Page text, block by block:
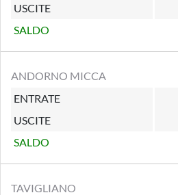
USCITE
SALDO
ANDORNO MICCA
ENTRATE
USCITE
SALDO
TAVIGLIANO